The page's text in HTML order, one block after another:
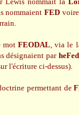
nommaientFED
motFEODAL, via le
désignaient par heFed
l'écriture ci-dessus).
permettant de